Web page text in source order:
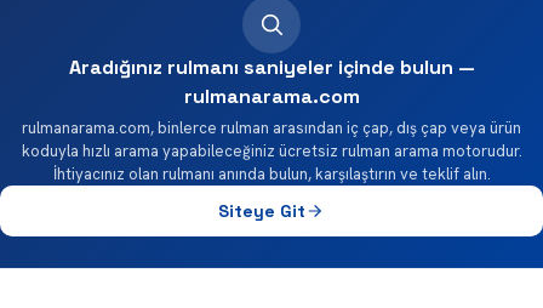
Aradığınız rulmanı saniyeler içinde bulun —
rulmanarama.com
rulmanarama.com, binlerce rulman arasından iç çap, dış çap veya ürün
koduyla hızlı arama yapabileceğiniz ücretsiz rulman arama motorudur.
İhtiyacınız olan rulmanı anında bulun, karşılaştırın ve teklif alın.
Siteye Git